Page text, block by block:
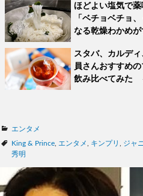
ほどよい塩気で
「ベチョベチョ
なる乾燥わかめ
スタバ、カルデ
員さんおすすめ
飲み比べてみた
カ
テ
ゴ
ー
エンタメ
タ
グ
King & Prince エンタメ キンプリ ジャ
秀明